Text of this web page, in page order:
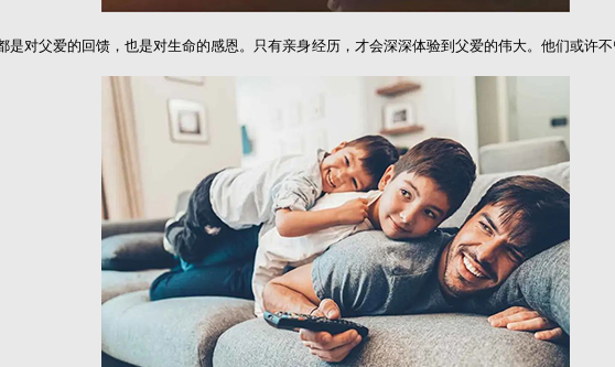
对父爱的回馈，也是对生命的感恩。只有亲身经历，才会深深体验到父爱的伟大。他们或许